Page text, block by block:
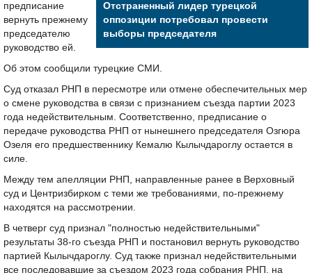
Отстраненный лидер турецкой
оппозиции потребовал провести
выборы председателя
предписание
вернуть прежнему
председателю
руководство ей.
Об этом сообщили турецкие СМИ.
Суд отказал РНП в пересмотре или отмене обеспечительных мер
о смене руководства в связи с признанием съезда партии 2023
года недействительным. Соответственно, предписание о
передаче руководства РНП от нынешнего председателя Озгюра
Озеля его предшественнику Кемалю Кылычдароглу остается в
силе.
Между тем апелляции РНП, направленные ранее в Верховный
суд и Центризбирком с теми же требованиями, по-прежнему
находятся на рассмотрении.
В четверг суд признал "полностью недействительными"
результаты 38-го съезда РНП и постановил вернуть руководство
партией Кылычдароглу. Суд также признал недействительными
все последовавшие за съездом 2023 года собрания РНП, на